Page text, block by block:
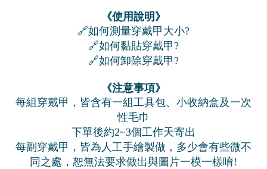
《使用說明》
🔗如何測量穿戴甲大小?
🔗如何黏貼穿戴甲?
🔗如何卸除穿戴甲?
《注意事項》
每組穿戴甲，皆含有一組工具包、小收納盒及一次
性毛巾
下單後約2~3個工作天寄出
每副穿戴甲，皆為人工手繪製做，多少會有些微不
同之處，恕無法要求做出與圖片一模一樣唷!